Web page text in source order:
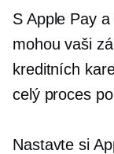
S Apple Pay
mohou vaši
kreditních
celý proces
Nastavte si